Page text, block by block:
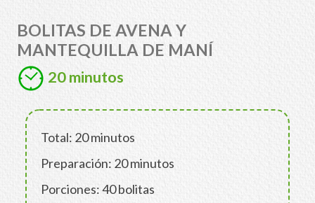
BOLITAS DE AVENA Y
MANTEQUILLA DE MANÍ
20 minutos
Total: 20 minutos
Preparación: 20 minutos
Porciones: 40 bolitas